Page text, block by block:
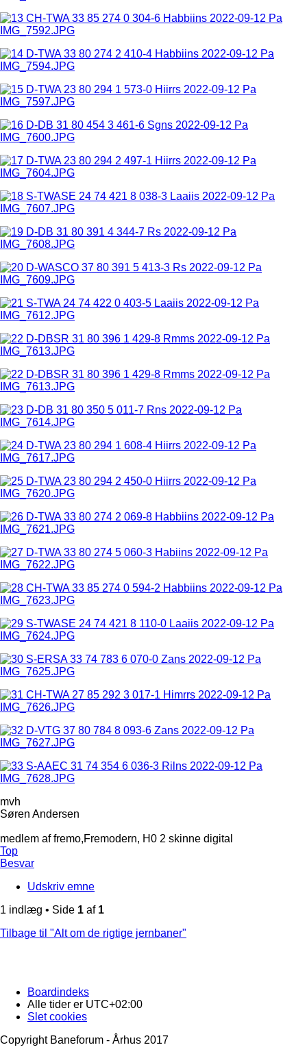
mvh
Søren Andersen
medlem af fremo,Fremodern, H0 2 skinne digital
Top
Besvar
Udskriv emne
1 indlæg • Side 1 af 1
Tilbage til "Alt om de rigtige jernbaner"
Boardindeks
Alle tider er UTC+02:00
Slet cookies
Copyright Baneforum - Århus 2017